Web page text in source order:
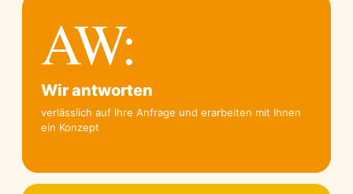
AW:
Wir antworten
verlässlich auf Ihre Anfrage und erarbeiten mit Ihnen
ein Konzept